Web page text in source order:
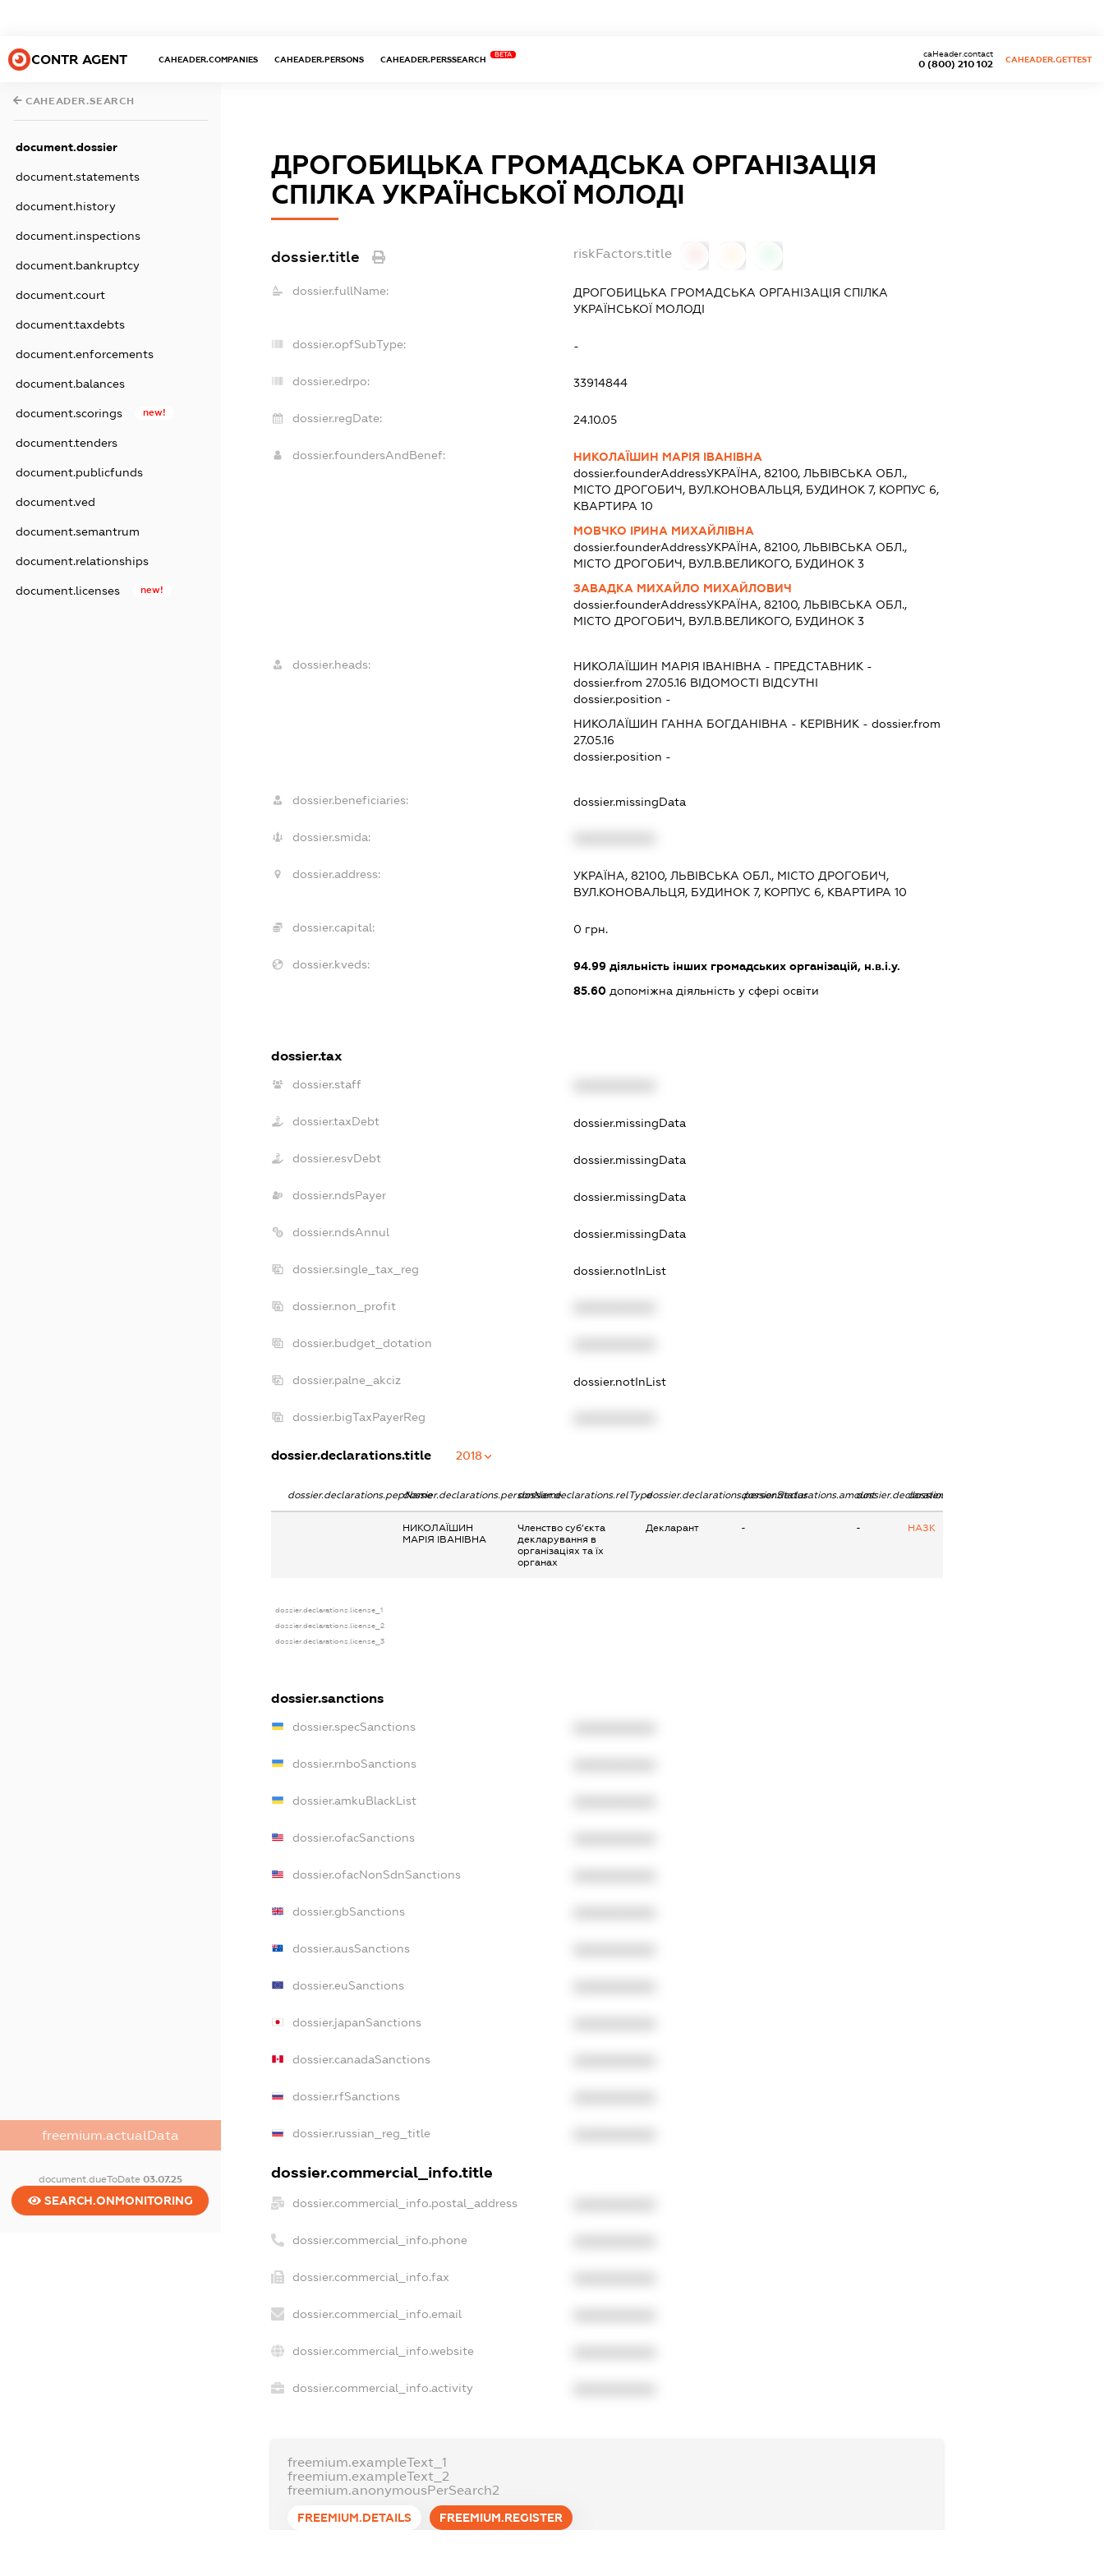
CONTR AGENT CAHEADER.COMPANIES CAHEADER.PERSONS CAHEADER.PERSSEARCH
BETA
0 (800) 210 102
caHeader.contact
CAHEADER.GETTEST
CAHEADER.SEARCH
document.dossier
document.statements
document.history
document.inspections
document.bankruptcy
document.court
document.taxdebts
document.enforcements
document.balances
document.scorings new!
document.tenders
document.publicfunds
document.ved
document.semantrum
document.relationships
document.licenses new!
freemium.actualData
document.dueToDate 03.07.25
SEARCH.ONMONITORING
ДРОГОБИЦЬКА ГРОМАДСЬКА ОРГАНІЗАЦІЯ
СПІЛКА УКРАЇНСЬКОЇ МОЛОДІ
dossier.title riskFactors.title
dossier.fullName:
ДРОГОБИЦЬКА ГРОМАДСЬКА ОРГАНІЗАЦІЯ СПІЛКА
УКРАЇНСЬКОЇ МОЛОДІ
dossier.opfSubType: -
dossier.edrpo: 33914844
dossier.regDate: 24.10.05
dossier.foundersAndBenef:
НИКОЛАЇШИН МАРІЯ ІВАНІВНА
dossier.founderAddressУКРАЇНА, 82100, ЛЬВІВСЬКА ОБЛ.,
МІСТО ДРОГОБИЧ, ВУЛ.КОНОВАЛЬЦЯ, БУДИНОК 7, КОРПУС 6,
КВАРТИРА 10
МОВЧКО ІРИНА МИХАЙЛІВНА
dossier.founderAddressУКРАЇНА, 82100, ЛЬВІВСЬКА ОБЛ.,
МІСТО ДРОГОБИЧ, ВУЛ.В.ВЕЛИКОГО, БУДИНОК 3
ЗАВАДКА МИХАЙЛО МИХАЙЛОВИЧ
dossier.founderAddressУКРАЇНА, 82100, ЛЬВІВСЬКА ОБЛ.,
МІСТО ДРОГОБИЧ, ВУЛ.В.ВЕЛИКОГО, БУДИНОК 3
dossier.heads: НИКОЛАЇШИН МАРІЯ ІВАНІВНА - ПРЕДСТАВНИК -
dossier.from 27.05.16 ВІДОМОСТІ ВІДСУТНІ
dossier.position -
НИКОЛАЇШИН ГАННА БОГДАНІВНА - КЕРІВНИК - dossier.from
27.05.16
dossier.position -
dossier.beneficiaries: dossier.missingData
dossier.smida:
dossier.address:
УКРАЇНА, 82100, ЛЬВІВСЬКА ОБЛ., МІСТО ДРОГОБИЧ,
ВУЛ.КОНОВАЛЬЦЯ, БУДИНОК 7, КОРПУС 6, КВАРТИРА 10
dossier.capital: 0 грн.
dossier.kveds: 94.99 діяльність інших громадських організацій, н.в.і.у.
85.60 допоміжна діяльність у сфері освіти
dossier.tax
dossier.staff
dossier.taxDebt dossier.missingData
dossier.esvDebt dossier.missingData
dossier.ndsPayer dossier.missingData
dossier.ndsAnnul dossier.missingData
dossier.single_tax_reg dossier.notInList
dossier.non_profit
dossier.budget_dotation
dossier.palne_akciz dossier.notInList
dossier.bigTaxPayerReg
dossier.declarations.title 2018
dossier.declarations.pepNamedossier.declarations.personNamedossier.declarations.relTypedossier.declarations.personStatusdossier.declarations.amountdossier.declarations.currency
dossier.declarations.source
НИКОЛАЇШИН
МАРІЯ ІВАНІВНА
Членство суб’єкта
декларування в
організаціях та їх
органах
Декларант - - НАЗК
dossier.declarations.license_1
dossier.declarations.license_2
dossier.declarations.license_3
dossier.sanctions
dossier.specSanctions
dossier.rnboSanctions
dossier.amkuBlackList
dossier.ofacSanctions
dossier.ofacNonSdnSanctions
dossier.gbSanctions
dossier.ausSanctions
dossier.euSanctions
dossier.japanSanctions
dossier.canadaSanctions
dossier.rfSanctions
dossier.russian_reg_title
dossier.commercial_info.title
dossier.commercial_info.postal_address
dossier.commercial_info.phone
dossier.commercial_info.fax
dossier.commercial_info.email
dossier.commercial_info.website
dossier.commercial_info.activity
freemium.exampleText_1
freemium.exampleText_2
freemium.anonymousPerSearch2
FREEMIUM.DETAILS FREEMIUM.REGISTER